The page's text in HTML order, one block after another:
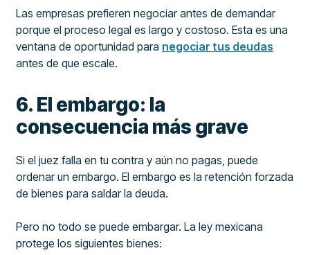
Las empresas prefieren negociar antes de demandar
porque el proceso legal es largo y costoso. Esta es una
ventana de oportunidad para negociar tus deudas
antes de que escale.
6. El embargo: la
consecuencia más grave
Si el juez falla en tu contra y aún no pagas, puede
ordenar un embargo. El embargo es la retención forzada
de bienes para saldar la deuda.
Pero no todo se puede embargar. La ley mexicana
protege los siguientes bienes: